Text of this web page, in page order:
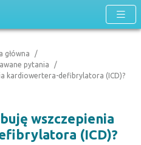
główna
pytania
kardiowertera-defibrylatora (ICD)?
wszczepienia
(ICD)?